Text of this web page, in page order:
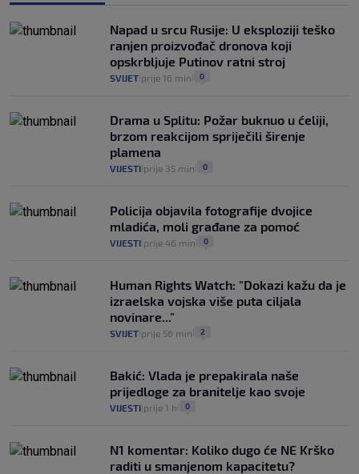
Analitičar o Mostu: Oni su u yin-yang
poziciji i imaju drugog najpoznatijeg
bravara u povijesti Hrvatske
VIJESTI 30. srp. 16
Napad u srcu Rusije: U eksploziji teško
ranjen proizvođač dronova koji
opskrbljuje Putinov ratni stroj
SVIJET prije 16 min 0
Drama u Splitu: Požar buknuo u ćeliji,
brzom reakcijom spriječili širenje
plamena
VIJESTI prije 35 min 0
Policija objavila fotografije dvojice
mladića, moli građane za pomoć
VIJESTI prije 46 min 0
Human Rights Watch: "Dokazi kažu da je
izraelska vojska više puta ciljala
novinare..."
SVIJET prije 56 min 2
Bakić: Vlada je prepakirala naše
prijedloge za branitelje kao svoje
VIJESTI prije 1 h 0
N1 komentar: Koliko dugo će NE Krško
raditi u smanjenom kapacitetu?